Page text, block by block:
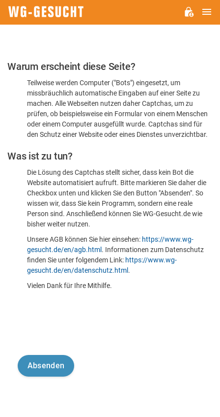
Bitte
dass
sind
Warum erscheint diese Seite?
Teilweise werden Computer ("Bots") eingesetzt, um
missbräuchlich automatische Eingaben auf einer Seite zu
machen. Alle Webseiten nutzen daher Captchas, um zu
prüfen, ob beispielsweise ein Formular von einem Menschen
oder einem Computer ausgefüllt wurde. Captchas sind für
den Schutz einer Website oder eines Dienstes unverzichtbar.
Was ist zu tun?
Die Lösung des Captchas stellt sicher, dass kein Bot die
Website automatisiert aufruft. Bitte markieren Sie daher die
Checkbox unten und klicken Sie den Button "Absenden". So
wissen wir, dass Sie kein Programm, sondern eine reale
Person sind. Anschließend können Sie WG-Gesucht.de wie
bisher weiter nutzen.
Unsere AGB können Sie hier einsehen: https://www.wg-
gesucht.de/en/agb.html . Informationen zum Datenschutz
finden Sie unter folgendem Link: https://www.wg-
gesucht.de/en/datenschutz.html .
Vielen Dank für Ihre Mithilfe.